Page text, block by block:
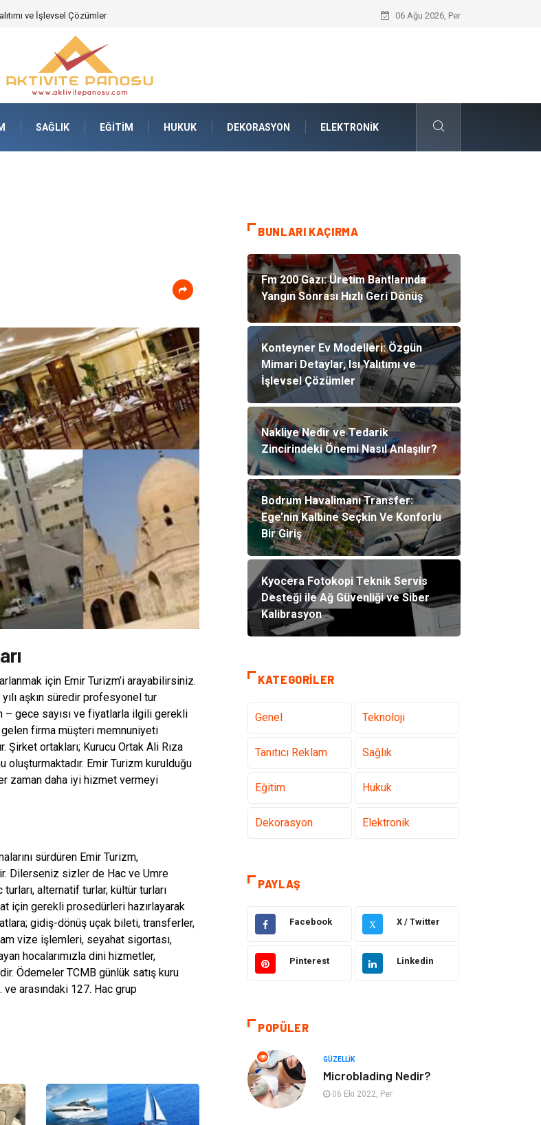
ve İşlevsel Çözümler Nakliye Nedir ve Tedarik Zincirindeki
06 Ağu 2026, Per
SAĞLIK EĞITIM HUKUK DEKORASYON ELEKTRONIK
için Emir Turizm’i arayabilirsiniz.
aşkın süredir profesyonel tur
– gece sayısı ve fiyatlarla ilgili gerekli
firma müşteri memnuniyeti
Şirket ortakları; Kurucu Ortak Ali Rıza
Emir Turizm kurulduğu
zaman daha iyi hizmet vermeyi
sürdüren Emir Turizm,
Dilerseniz sizler de Hac ve Umre
alternatif turlar, kültür turları
için gerekli prosedürleri hazırlayarak
gidiş-dönüş uçak bileti, transferler,
vize işlemleri, seyahat sigortası,
hocalarımızla dini hizmetler,
Ödemeler TCMB günlük satış kuru
arasındaki 127. Hac grup
BUNLARI KAÇIRMA
Fm 200 Gazı: Üretim Bantlarında
Yangın Sonrası Hızlı Geri Dönüş
Konteyner Ev Modelleri: Özgün
Mimari Detaylar, Isı Yalıtımı ve
İşlevsel Çözümler
Nakliye Nedir ve Tedarik
Zincirindeki Önemi Nasıl Anlaşılır?
Bodrum Havalimanı Transfer:
Ege’nin Kalbine Seçkin Ve Konforlu
Bir Giriş
Kyocera Fotokopi Teknik Servis
Desteği ile Ağ Güvenliği ve Siber
Kalibrasyon
KATEGORILER
Genel Teknoloji
Tanıtıcı Reklam Sağlık
Eğitim Hukuk
Dekorasyon Elektronik
Gıda
Sağlıklı Yaşam
Bilgisayar ve
Moda
Emlak Spor
PAYLAŞ
Facebook X X / Twitter
Pinterest Linkedin
POPÜLER
GÜZELLIK
Microblading Nedir?
06 Eki 2022, Per